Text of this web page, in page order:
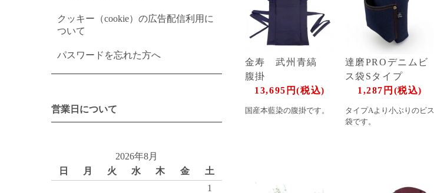
金寿 武州青縞
腹掛
13,695円(税込)
国産本藍染の腹掛です。
達磨PROデニムビ
ス袋Sタイプ
1,287円(税込)
タイプAより小ぶりのビス
袋です。
クッキー（cookie）の広告配信利用に
ついて
パスワードを忘れた方へ
営業日について
2026年8月
日
月 火 水 木 金
土
1